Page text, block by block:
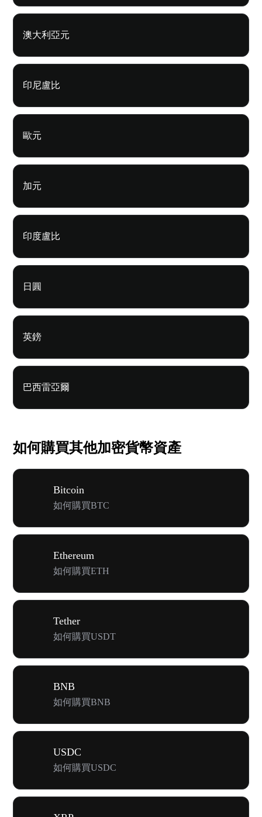
澳大利亞元
印尼盧比
歐元
加元
印度盧比
日圓
英鎊
巴西雷亞爾
如何購買其他加密貨幣資產
Bitcoin
如何購買BTC
Ethereum
如何購買ETH
Tether
如何購買USDT
BNB
如何購買BNB
USDC
如何購買USDC